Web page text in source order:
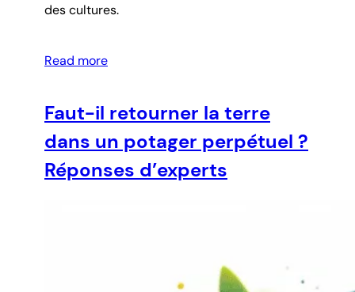
des cultures.
Read more
Faut-il retourner la terre
dans un potager perpétuel ?
Réponses d’experts